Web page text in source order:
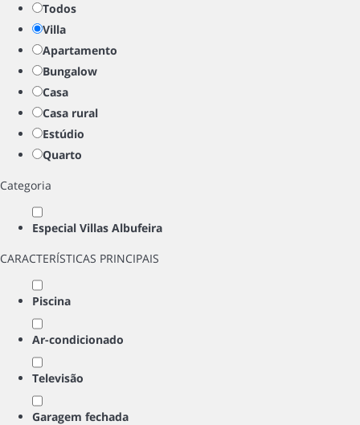
Todos
Villa
Apartamento
Bungalow
Casa
Casa rural
Estúdio
Quarto
Categoria
Especial Villas Albufeira
CARACTERÍSTICAS PRINCIPAIS
Piscina
Ar-condicionado
Televisão
Garagem fechada